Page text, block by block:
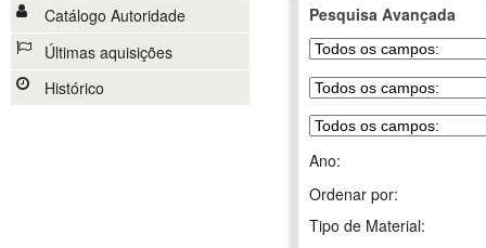
Catálogo Autoridade
Últimas aquisições
Histórico
Pesquisa Avançada
Ano:
Ordenar por:
Tipo de Material: